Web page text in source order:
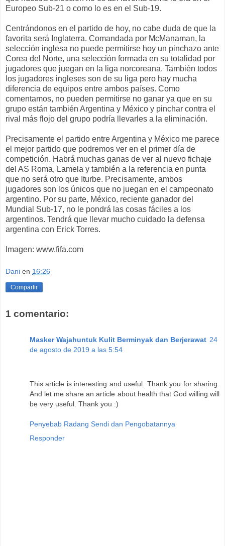
Europeo Sub-21 o como lo es en el Sub-19.
Centrándonos en el partido de hoy, no cabe duda de que la
favorita será Inglaterra. Comandada por McManaman, la
selección inglesa no puede permitirse hoy un pinchazo ante
Corea del Norte, una selección formada en su totalidad por
jugadores que juegan en la liga norcoreana. También todos
los jugadores ingleses son de su liga pero hay mucha
diferencia de equipos entre ambos países. Como
comentamos, no pueden permitirse no ganar ya que en su
grupo están también Argentina y México y pinchar contra el
rival más flojo del grupo podría llevarles a la eliminación.
Precisamente el partido entre Argentina y México me parece
el mejor partido que podremos ver en el primer día de
competición. Habrá muchas ganas de ver al nuevo fichaje
del AS Roma, Lamela y también a la referencia en punta
que no será otro que Iturbe. Precisamente, ambos
jugadores son los únicos que no juegan en el campeonato
argentino. Por su parte, México, reciente ganador del
Mundial Sub-17, no le pondrá las cosas fáciles a los
argentinos. Tendrá que llevar mucho cuidado la defensa
argentina con Erick Torres.
Imagen: www.fifa.com
Dani en 16:26
Compartir
1 comentario:
Masker Wajahuntuk Kulit Berminyak dan Berjerawat 24
de agosto de 2019 a las 5:54
This article is interesting and useful. Thank you for sharing.
And let me share an article about health that God willing will
be very useful. Thank you :)
Penyebab Radang Sendi dan Pengobatannya
Responder